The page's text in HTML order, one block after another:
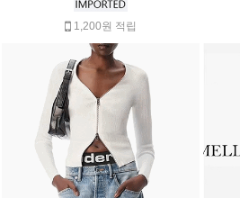
1,200원 적립